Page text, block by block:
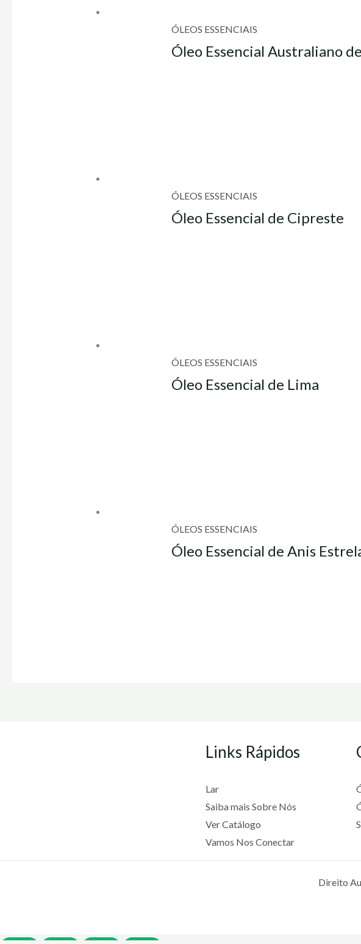
ÓLEOS ESSENCIAIS
Óleo Essencial Australiano
ÓLEOS ESSENCIAIS
Óleo Essencial de Cipreste
ÓLEOS ESSENCIAIS
Óleo Essencial de Lima
ÓLEOS ESSENCIAIS
Óleo Essencial de Anis
Links Rápidos
Lar
Saiba mais Sobre Nós
Ver Catálogo
Vamos Nos Conectar
Direito